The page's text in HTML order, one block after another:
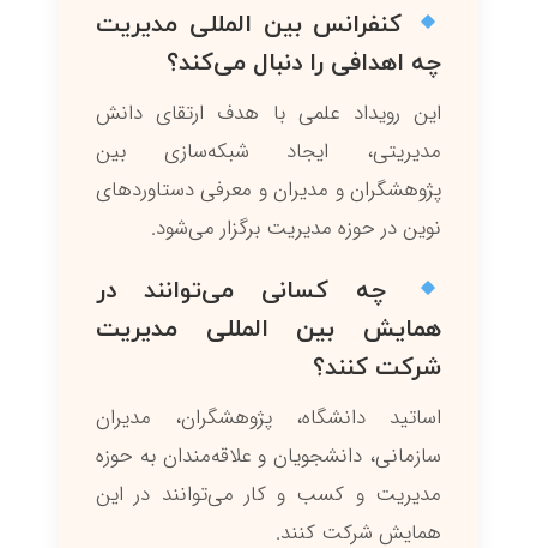
کنفرانس بین المللی مدیریت
چه اهدافی را دنبال می‌کند؟
این رویداد علمی با هدف ارتقای دانش
مدیریتی، ایجاد شبکه‌سازی بین
پژوهشگران و مدیران و معرفی دستاوردهای
نوین در حوزه مدیریت برگزار می‌شود.
چه کسانی می‌توانند در
همایش بین المللی مدیریت
شرکت کنند؟
اساتید دانشگاه، پژوهشگران، مدیران
سازمانی، دانشجویان و علاقه‌مندان به حوزه
مدیریت و کسب و کار می‌توانند در این
همایش شرکت کنند.